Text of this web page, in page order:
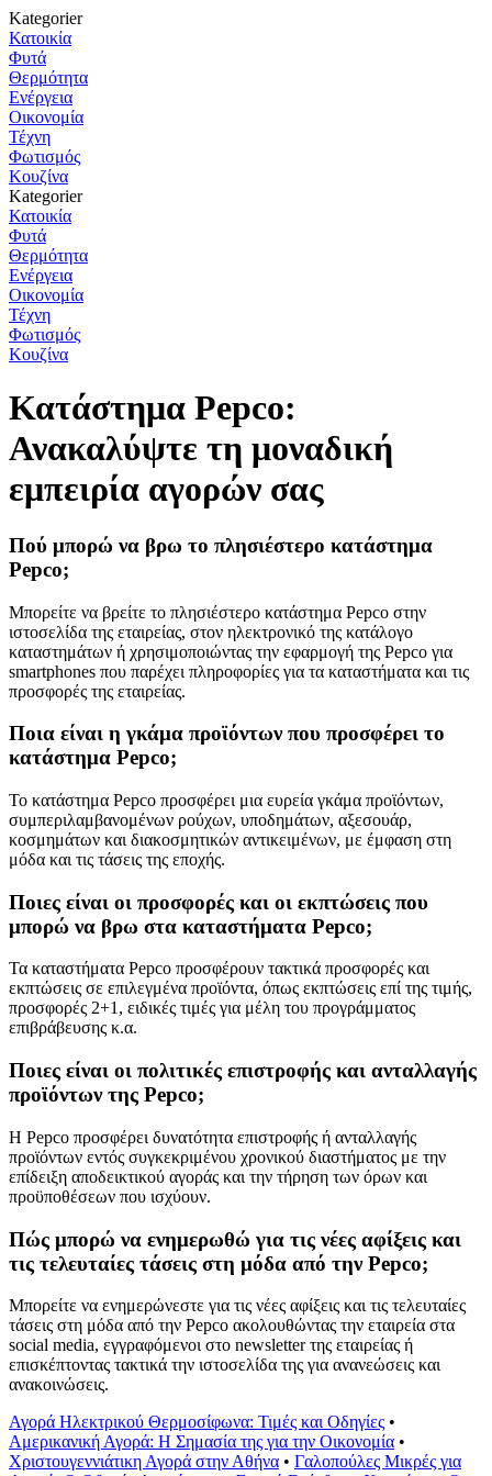
Kategorier
Κατοικία
Φυτά
Θερμότητα
Ενέργεια
Οικονομία
Τέχνη
Φωτισμός
Κουζίνα
Kategorier
Κατοικία
Φυτά
Θερμότητα
Ενέργεια
Οικονομία
Τέχνη
Φωτισμός
Κουζίνα
Κατάστημα Pepco:
Ανακαλύψτε τη μοναδική
εμπειρία αγορών σας
Πού μπορώ να βρω το πλησιέστερο κατάστημα
Pepco;
Μπορείτε να βρείτε το πλησιέστερο κατάστημα Pepco στην
ιστοσελίδα της εταιρείας, στον ηλεκτρονικό της κατάλογο
καταστημάτων ή χρησιμοποιώντας την εφαρμογή της Pepco για
smartphones που παρέχει πληροφορίες για τα καταστήματα και τις
προσφορές της εταιρείας.
Ποια είναι η γκάμα προϊόντων που προσφέρει το
κατάστημα Pepco;
Το κατάστημα Pepco προσφέρει μια ευρεία γκάμα προϊόντων,
συμπεριλαμβανομένων ρούχων, υποδημάτων, αξεσουάρ,
κοσμημάτων και διακοσμητικών αντικειμένων, με έμφαση στη
μόδα και τις τάσεις της εποχής.
Ποιες είναι οι προσφορές και οι εκπτώσεις που
μπορώ να βρω στα καταστήματα Pepco;
Τα καταστήματα Pepco προσφέρουν τακτικά προσφορές και
εκπτώσεις σε επιλεγμένα προϊόντα, όπως εκπτώσεις επί της τιμής,
προσφορές 2+1, ειδικές τιμές για μέλη του προγράμματος
επιβράβευσης κ.α.
Ποιες είναι οι πολιτικές επιστροφής και ανταλλαγής
προϊόντων της Pepco;
Η Pepco προσφέρει δυνατότητα επιστροφής ή ανταλλαγής
προϊόντων εντός συγκεκριμένου χρονικού διαστήματος με την
επίδειξη αποδεικτικού αγοράς και την τήρηση των όρων και
προϋποθέσεων που ισχύουν.
Πώς μπορώ να ενημερωθώ για τις νέες αφίξεις και
τις τελευταίες τάσεις στη μόδα από την Pepco;
Μπορείτε να ενημερώνεστε για τις νέες αφίξεις και τις τελευταίες
τάσεις στη μόδα από την Pepco ακολουθώντας την εταιρεία στα
social media, εγγραφόμενοι στο newsletter της εταιρείας ή
επισκέπτοντας τακτικά την ιστοσελίδα της για ανανεώσεις και
ανακοινώσεις.
Αγορά Ηλεκτρικού Θερμοσίφωνα: Τιμές και Οδηγίες •
Αμερικανική Αγορά: Η Σημασία της για την Οικονομία •
Χριστουγεννιάτικη Αγορά στην Αθήνα • Γαλοπούλες Μικρές για